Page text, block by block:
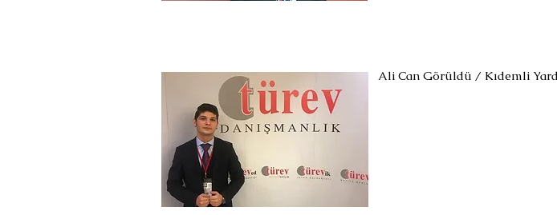
Ali Can Görüldü / Kıdemli